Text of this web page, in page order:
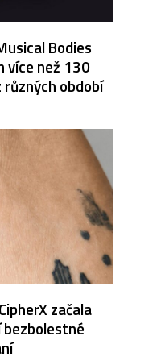
Bodies
více než 130
období
začala